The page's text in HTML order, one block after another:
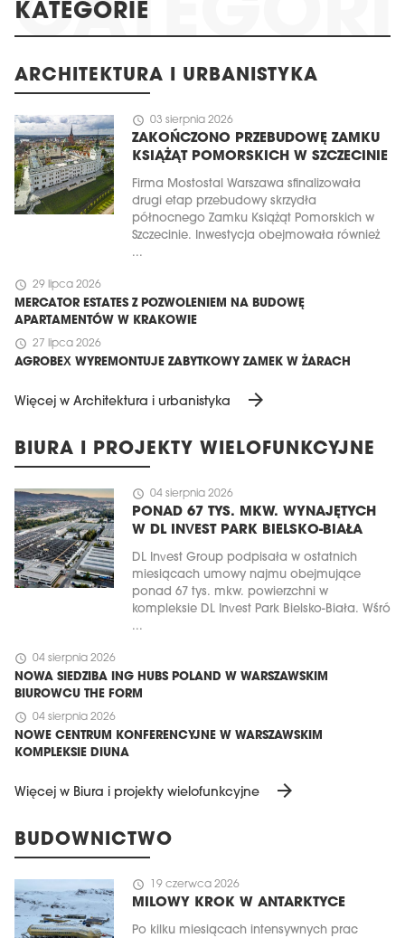
KATEGORIE
ARCHITEKTURA I URBANISTYKA
schedule 03 sierpnia 2026
ZAKOŃCZONO PRZEBUDOWĘ ZAMKU
KSIĄŻĄT POMORSKICH W SZCZECINIE
Firma Mostostal Warszawa sfinalizowała
drugi etap przebudowy skrzydła
północnego Zamku Książąt Pomorskich w
Szczecinie. Inwestycja obejmowała również
...
schedule 29 lipca 2026
MERCATOR ESTATES Z POZWOLENIEM NA BUDOWĘ
APARTAMENTÓW W KRAKOWIE
schedule 27 lipca 2026
AGROBEX WYREMONTUJE ZABYTKOWY ZAMEK W ŻARACH
Więcej w Architektura i urbanistyka arrow_forward
BIURA I PROJEKTY WIELOFUNKCYJNE
schedule 04 sierpnia 2026
PONAD 67 TYS. MKW. WYNAJĘTYCH
W DL INVEST PARK BIELSKO-BIAŁA
DL Invest Group podpisała w ostatnich
miesiącach umowy najmu obejmujące
ponad 67 tys. mkw. powierzchni w
kompleksie DL Invest Park Bielsko-Biała. Wśró
...
schedule 04 sierpnia 2026
NOWA SIEDZIBA ING HUBS POLAND W WARSZAWSKIM
BIUROWCU THE FORM
schedule 04 sierpnia 2026
NOWE CENTRUM KONFERENCYJNE W WARSZAWSKIM
KOMPLEKSIE DIUNA
Więcej w Biura i projekty wielofunkcyjne arrow_forward
BUDOWNICTWO
schedule 19 czerwca 2026
MILOWY KROK W ANTARKTYCE
Po kilku miesiącach intensywnych prac